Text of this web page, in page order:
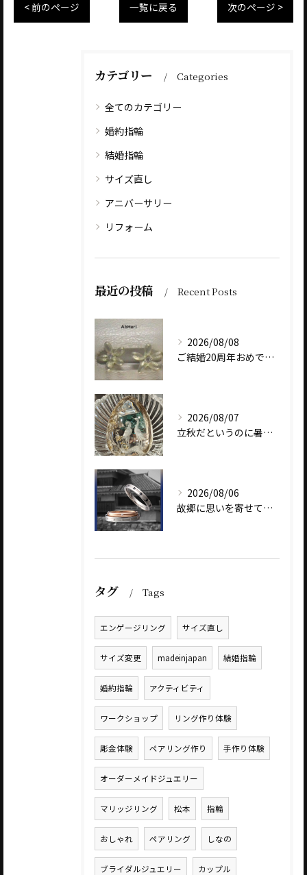
< 前のページ 一覧に戻る 次のページ >
カテゴリー Categories
全てのカテゴリー
婚約指輪
結婚指輪
サイズ直し
アニバーサリー
リフォーム
最近の投稿 Recent Posts
2026/08/08
ご結婚20周年おめでとうございます
2026/08/07
立秋だというのに暑いですね
2026/08/06
故郷に思いを寄せて～オリジナルブランド【Shinano(しな...
タグ Tags
エンゲージリング サイズ直し
サイズ変更 madeinjapan 結婚指輪
婚約指輪 アクティビティ
ワークショップ リング作り体験
彫金体験 ペアリング作り 手作り体験
オーダーメイドジュエリー
マリッジリング 松本 指輪
おしゃれ ペアリング しなの
ブライダルジュエリー カップル